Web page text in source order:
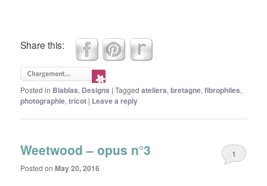
Share this:
Posted in Blablas, Designs |Tagged ateliers,bretagne,fibrophiles,
photographie,tricot | Leave a reply
Weetwood – opus n°3
Posted onMay 20, 2016
1